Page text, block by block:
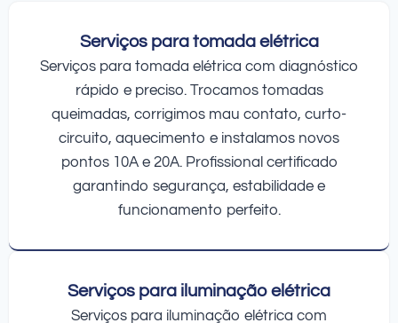
Serviços para tomada elétrica
Serviços para tomada elétrica com diagnóstico
rápido e preciso. Trocamos tomadas
queimadas, corrigimos mau contato, curto-
circuito, aquecimento e instalamos novos
pontos 10A e 20A. Profissional certificado
garantindo segurança, estabilidade e
funcionamento perfeito.
Serviços para iluminação elétrica
Serviços para iluminação elétrica com